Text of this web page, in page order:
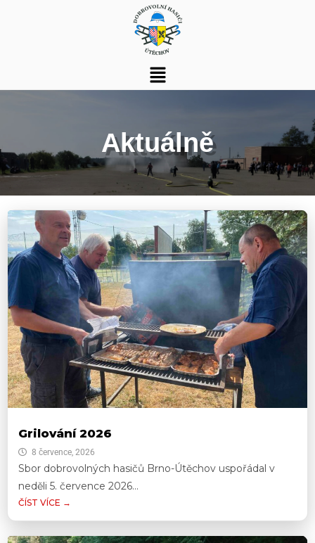
Aktuálně
Grilování 2026
8 července, 2026
Sbor dobrovolných hasičů Brno-Útěchov uspořádal v
neděli 5. července 2026...
ČÍST VÍCE →